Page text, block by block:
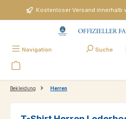
Zum Hauptinhalt springenKostenloser Versand innerhalb
Navigation Suche
Bekleidung Herren